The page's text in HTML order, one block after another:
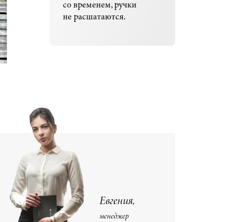
со временем, ручки
не расшатаются.
Евгения,
менеджер